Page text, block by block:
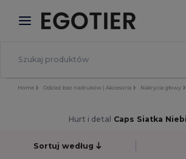
× Aplikacja Egotier
Lepsze ceny w aplikacji!
Home Odzież bez nadruków | Akcesoria Nakrycia głowy
Hurt i detal Caps Siatka
Sortuj według